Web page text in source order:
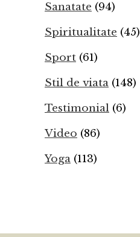
Sanatate (94)
Spiritualitate (45)
Sport (61)
Stil de viata (148)
Testimonial (6)
Video (86)
Yoga (113)